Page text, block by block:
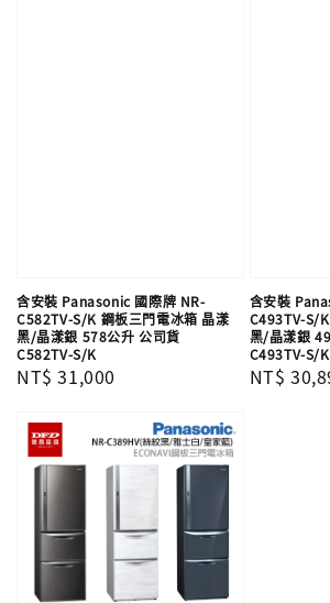
含安裝 Panasonic 國際牌 NR-
C582TV-S/K 鋼板三門電冰箱 晶漾
黑/晶漾銀 578公升 公司貨
C582TV-S/K
Regular
NT$ 31,000
含安裝
C493TV-S/
黑/晶漾銀
C493TV-S/K
Regular
NT$